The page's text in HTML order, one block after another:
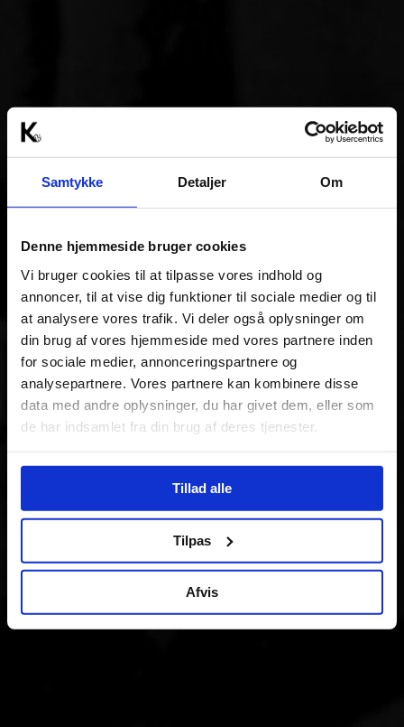
Samtykke Detaljer Om
Denne hjemmeside bruger cookies
Vi bruger cookies til at tilpasse vores indhold og
annoncer, til at vise dig funktioner til sociale medier og til
at analysere vores trafik. Vi deler også oplysninger om
din brug af vores hjemmeside med vores partnere inden
for sociale medier, annonceringspartnere og
analysepartnere. Vores partnere kan kombinere disse
data med andre oplysninger, du har givet dem, eller som
de har indsamlet fra din brug af deres tjenester.
Tillad alle
Tilpas
Afvis